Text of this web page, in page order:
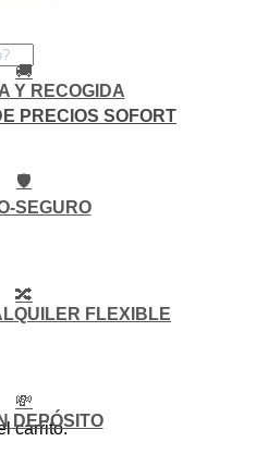
PRECIOS SOFORT
carrito.
🚚
Y RECOGIDA
🛡️
SEGURO
🔀
FLEXIBLE
💸
DEPÓSITO